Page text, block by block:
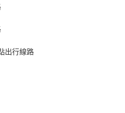
出行線路